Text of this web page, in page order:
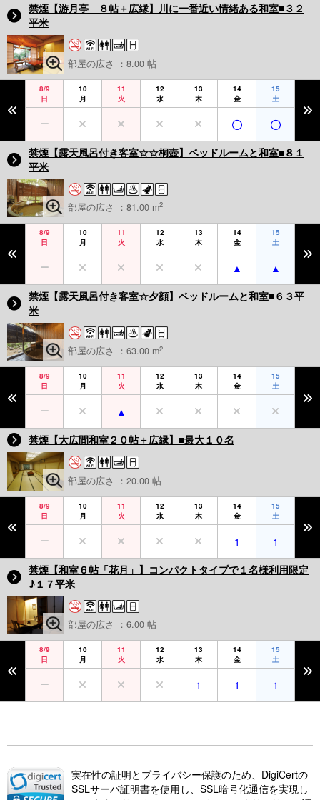
禁煙【游月亭 ８帖＋広縁】川に一番近い情緒ある和室■３２
平米
部屋の広さ ：8.00 帖
8/9
日
10
月
11
火
12
水
13
木
14
金
15
土
禁煙【露天風呂付き客室☆☆桐壺】ベッドルームと和室■８１
平米
部屋の広さ ：81.00 m2
8/9
日
10
月
11
火
12
水
13
木
14
金
15
土
禁煙【露天風呂付き客室☆夕顔】ベッドルームと和室■６３平
米
部屋の広さ ：63.00 m2
8/9
日
10
月
11
火
12
水
13
木
14
金
15
土
禁煙【大広間和室２０帖＋広縁】■最大１０名
部屋の広さ ：20.00 帖
8/9
日
10
月
11
火
12
水
13
木
14
金
15
土
1
1
禁煙【和室６帖「花月」】コンパクトタイプで１名様利用限定
♪１７平米
部屋の広さ ：6.00 帖
8/9
日
10
月
11
火
12
水
13
木
14
金
15
土
1 1 1
実在性の証明とプライバシー保護のため、DigiCertの
SSLサーバ証明書を使用し、SSL暗号化通信を実現し